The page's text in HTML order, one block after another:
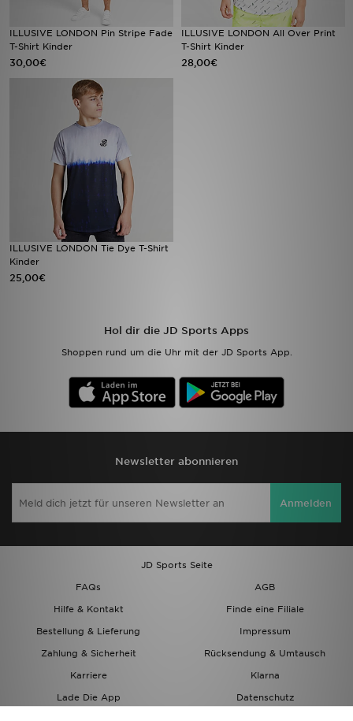
ILLUSIVE LONDON Pin Stripe Fade
T-Shirt Kinder
30,00€
ILLUSIVE LONDON All Over Print
T-Shirt Kinder
28,00€
ILLUSIVE LONDON Tie Dye T-Shirt
Kinder
25,00€
Hol dir die JD Sports Apps
Shoppen rund um die Uhr mit der JD Sports App.
Newsletter abonnieren
Anmelden
JD Sports Seite
FAQs
AGB
Hilfe & Kontakt
Finde eine Filiale
Bestellung & Lieferung
Impressum
Zahlung & Sicherheit
Rücksendung & Umtausch
Karriere
Klarna
Lade Die App
Datenschutz
Sport
Lade Die APP
Geschenkkarte
Filialfinder
Mein JD
Meine Nachrichten
Bestellverfolgung